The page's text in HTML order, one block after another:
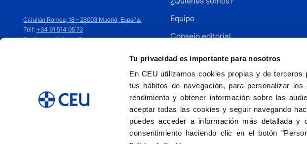
Tu privacidad es importante para nosotros
En CEU utilizamos cookies propias y de
tus hábitos de navegación, para personalizar
rendimiento y obtener información sobre las
aceptar todas las cookies y seguir navegando
puedes acceder a información más detallada
consentimiento haciendo clic en el botón
C/Julián Romea, 18 - 28003 Madrid, España.
Telf: +34 91 514 05 73
Email:ceuediciones@ceu.es
Equipo
Consejo editorial
Cómo publicar
Distribuidores
Contacto